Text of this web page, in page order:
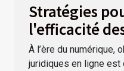
Stratégies
l'efficacité
juridiques en
À l’ère du numérique,
juridiques en ligne est